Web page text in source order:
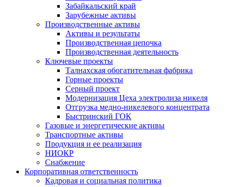
Забайкальский край
Зарубежные активы
Производственные активы
Активы и результаты
Производственная цепочка
Производственная деятельность
Ключевые проекты
Талнахская обогатительная фабрика
Горные проекты
Серный проект
Модернизация Цеха электролиза никеля
Отгрузка медно-никелевого концентрата
Быстринский ГОК
Газовые и энергетические активы
Транспортные активы
Продукция и ее реализация
НИОКР
Снабжение
Корпоративная ответственность
Кадровая и социальная политика